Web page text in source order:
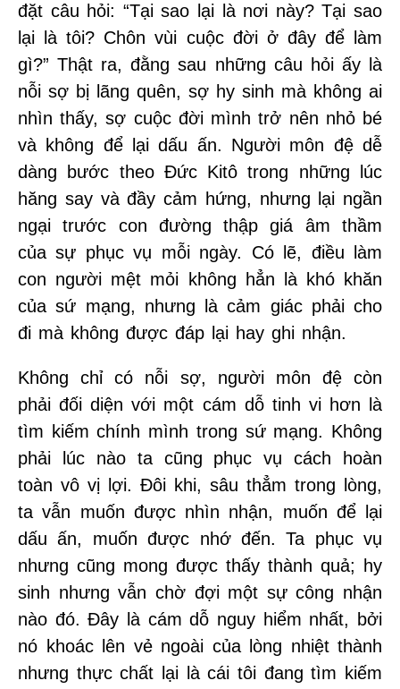
đặt câu hỏi: “Tại sao lại là nơi này? Tại sao
lại là tôi? Chôn vùi cuộc đời ở đây để làm
gì?” Thật ra, đằng sau những câu hỏi ấy là
nỗi sợ bị lãng quên, sợ hy sinh mà không ai
nhìn thấy, sợ cuộc đời mình trở nên nhỏ bé
và không để lại dấu ấn. Người môn đệ dễ
dàng bước theo Đức Kitô trong những lúc
hăng say và đầy cảm hứng, nhưng lại ngần
ngại trước con đường thập giá âm thầm
của sự phục vụ mỗi ngày. Có lẽ, điều làm
con người mệt mỏi không hẳn là khó khăn
của sứ mạng, nhưng là cảm giác phải cho
đi mà không được đáp lại hay ghi nhận.
Không chỉ có nỗi sợ, người môn đệ còn
phải đối diện với một cám dỗ tinh vi hơn là
tìm kiếm chính mình trong sứ mạng. Không
phải lúc nào ta cũng phục vụ cách hoàn
toàn vô vị lợi. Đôi khi, sâu thẳm trong lòng,
ta vẫn muốn được nhìn nhận, muốn để lại
dấu ấn, muốn được nhớ đến. Ta phục vụ
nhưng cũng mong được thấy thành quả; hy
sinh nhưng vẫn chờ đợi một sự công nhận
nào đó. Đây là cám dỗ nguy hiểm nhất, bởi
nó khoác lên vẻ ngoài của lòng nhiệt thành
nhưng thực chất lại là cái tôi đang tìm kiếm